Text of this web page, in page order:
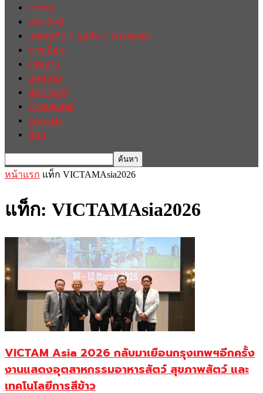
Home
ฮอตนิวส์
เศรษฐกิจ / ธุรกิจ / การตลาด
การเมือง
รายงาน
บทความ
สัมภาษณ์
ต่างประเทศ
english
อื่นๆ
หน้าแรก แท็ก VICTAMAsia2026
แท็ก: VICTAMAsia2026
VICTAM Asia 2026 กลับมาเยือนกรุงเทพฯอีกครั้ง
งานแสดงอุตสาหกรรมอาหารสัตว์ สุขภาพสัตว์ และ
เทคโนโลยีการสีข้าว